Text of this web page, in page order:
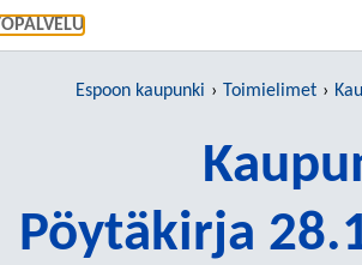
Espoon kaupunki Toimielimet
Pöytäkirja